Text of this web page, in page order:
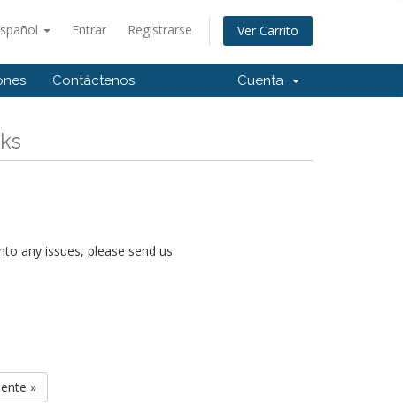
Entrar Registrarse Ver Carrito
Contáctenos Cuenta
any issues, please send us
»